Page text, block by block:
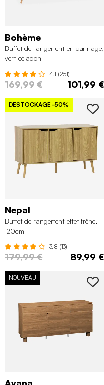
Bohème
Buffet de rangement en cannage,
vert céladon
4.1 (251)
169,99 € 101,99 €
DESTOCKAGE -50%
Nepal
Buffet de rangement effet frêne,
120cm
3.8 (13)
179,99 € 89,99 €
NOUVEAU
Ayana